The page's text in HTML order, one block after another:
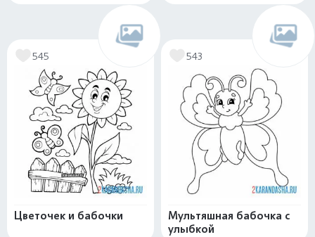
545
Цветочек и бабочки
543
Мультяшная бабочка с
улыбкой